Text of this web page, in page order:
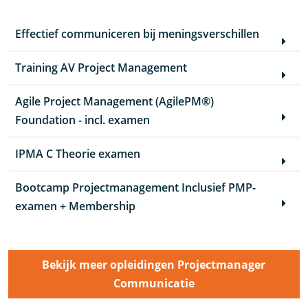
Effectief communiceren bij meningsverschillen
Training AV Project Management
Agile Project Management (AgilePM®)
Foundation - incl. examen
IPMA C Theorie examen
Bootcamp Projectmanagement Inclusief PMP-
examen + Membership
Bekijk meer opleidingen Projectmanager
Communicatie